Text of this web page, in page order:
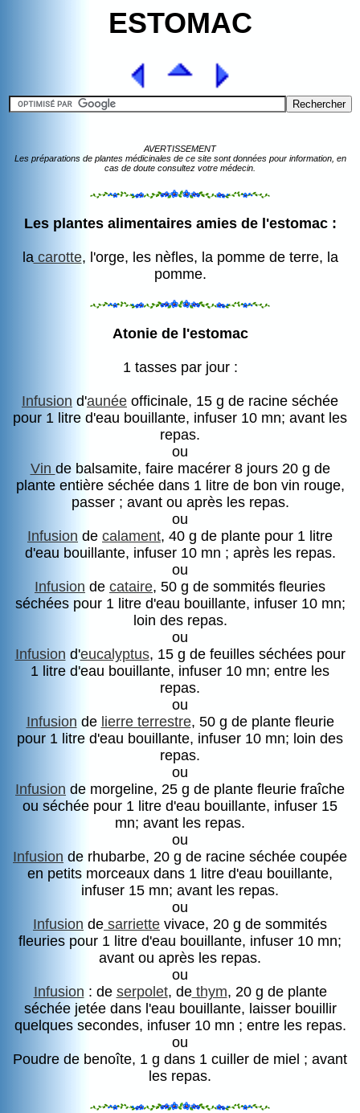
ESTOMAC
AVERTISSEMENT
Les préparations de plantes médicinales de ce site sont données pour information, en
cas de doute consultez votre médecin.
Les plantes alimentaires amies de l'estomac :
lacarotte, l'orge, les nèfles, la pomme de terre, la
pomme.
Atonie de l'estomac
1 tasses par jour :
Infusion d'aunée officinale, 15 g de racine séchée
pour 1 litre d'eau bouillante, infuser 10 mn; avant les
repas.
ou
Vin de balsamite, faire macérer 8 jours 20 g de
plante entière séchée dans 1 litre de bon vin rouge,
passer ; avant ou après les repas.
ou
Infusion de calament, 40 g de plante pour 1 litre
d'eau bouillante, infuser 10 mn ; après les repas.
ou
Infusion de cataire, 50 g de sommités fleuries
séchées pour 1 litre d'eau bouillante, infuser 10 mn;
loin des repas.
ou
Infusion d'eucalyptus, 15 g de feuilles séchées pour
1 litre d'eau bouillante, infuser 10 mn; entre les
repas.
ou
Infusion de lierre terrestre, 50 g de plante fleurie
pour 1 litre d'eau bouillante, infuser 10 mn; loin des
repas.
ou
Infusion de morgeline, 25 g de plante fleurie fraîche
ou séchée pour 1 litre d'eau bouillante, infuser 15
mn; avant les repas.
ou
Infusion de rhubarbe, 20 g de racine séchée coupée
en petits morceaux dans 1 litre d'eau bouillante,
infuser 15 mn; avant les repas.
ou
Infusion de sarriette vivace, 20 g de sommités
fleuries pour 1 litre d'eau bouillante, infuser 10 mn;
avant ou après les repas.
ou
Infusion : de serpolet, dethym, 20 g de plante
séchée jetée dans l'eau bouillante, laisser bouillir
quelques secondes, infuser 10 mn ; entre les repas.
ou
Poudre de benoîte, 1 g dans 1 cuiller de miel ; avant
les repas.